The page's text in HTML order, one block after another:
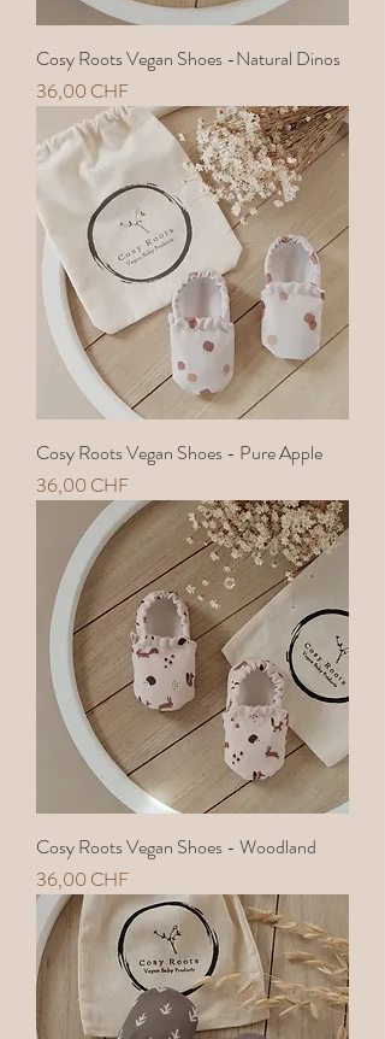
Cosy Roots Vegan Shoes -Natural Dinos
Preis
36,00 CHF
Cosy Roots Vegan Shoes - Pure Apple
Preis
36,00 CHF
Cosy Roots Vegan Shoes - Woodland
Preis
36,00 CHF